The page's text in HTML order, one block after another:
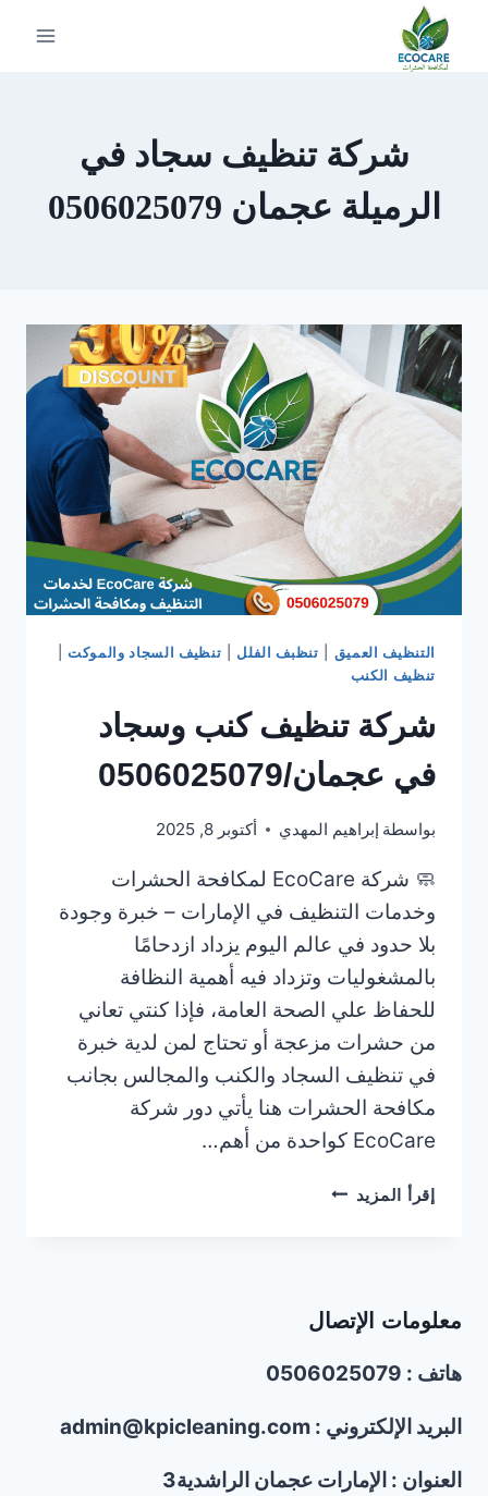
التجاوز
شركة تنظيف سجاد في
الرميلة عجمان 0506025079
التنظيف العميق تنظبف الفلل تنظيف السجاد والموكت|
تنظيف الكنب
شركة تنظيف كنب وسجاد
في عجمان/0506025079
بواسطة إبراهيم المهدي أكتوبر 8, 2025
🧼 شركة EcoCare لمكافحة الحشرات
وخدمات التنظيف في الإمارات – خبرة وجودة
بلا حدود في عالم اليوم يزداد ازدحامًا
بالمشغوليات وتزداد فيه أهمية النظافة
للحفاظ علي الصحة العامة، فإذا كنتي تعاني
من حشرات مزعجة أو تحتاج لمن لدية خبرة
في تنظيف السجاد والكنب والمجالس بجانب
مكافحة الحشرات هنا يأتي دور شركة
EcoCare كواحدة من أهم…
إقرأ المزيد شركة
عجمان/0506025079
معلومات الإتصال
هاتف : 0506025079
البريد الإلكتروني : admin@kpicleaning.com
العنوان : الإمارات عجمان الراشدية3